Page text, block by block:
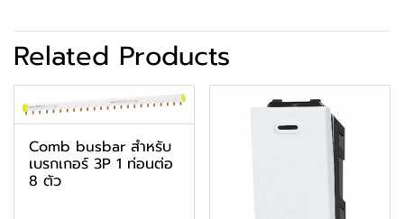
Related Products
Comb busbar สำหรับ
เบรกเกอร์ 3P 1 ท่อนต่อ
8 ตัว